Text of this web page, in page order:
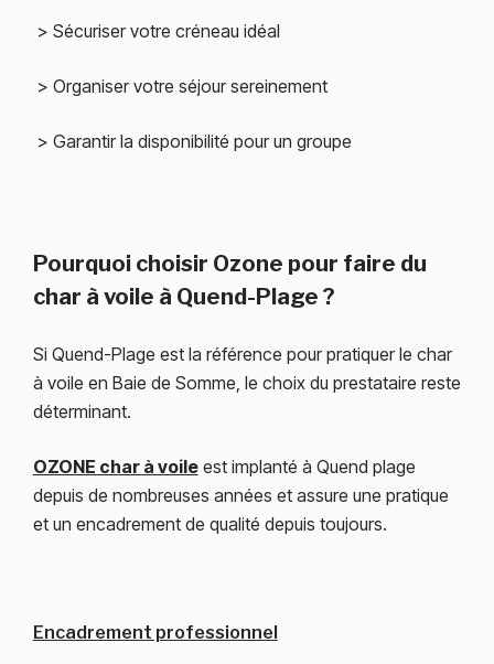
> Sécuriser votre créneau idéal
> Organiser votre séjour sereinement
> Garantir la disponibilité pour un groupe
Pourquoi choisir Ozone pour faire du
char à voile à Quend-Plage ?
Si Quend-Plage est la référence pour pratiquer le char
à voile en Baie de Somme, le choix du prestataire reste
déterminant.
OZONE char à voileest implanté à Quend plage
depuis de nombreuses années et assure une pratique
et un encadrement de qualité depuis toujours.
Encadrement professionnel